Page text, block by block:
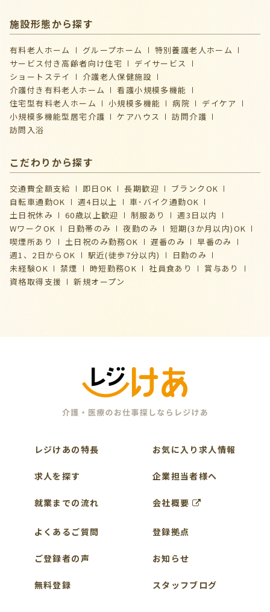
施設形態から探す
有料老人ホーム グループホーム
特別養護老人ホーム
サービス付き高齢者向け住宅
デイサービス
ショートステイ
介護⽼⼈保健施設
介護付き有料老人ホーム
看護小規模多機能
住宅型有料老人ホーム
小規模多機能 病院
デイケア
⼩規模多機能型居宅介護
ケアハウス
訪問介護
訪問入浴
こだわりから探す
交通費全額支給 即日OK 長期歓迎
ブランクOK
自転車通勤OK
週4日以上
車･バイク通勤OK
土日祝休み
60歳以上歓迎 制服あり
週3日以内
WワークOK
日勤帯のみ 夜勤のみ
短期(3か月以内)OK
喫煙所あり
土日祝のみ勤務OK 遅番のみ
早番のみ
週1、2日からOK
駅近(徒歩7分以内)
日勤のみ
未経験OK
禁煙 時短勤務OK 社員食あり
賞与あり
資格取得支援
新規オープン
レジけあの特長
求人を探す
就業までの流れ
よくあるご質問
ご登録者の声
無料登録
お気に入り求人情報
企業担当者様へ
会社概要
登録拠点
お知らせ
スタッフブログ